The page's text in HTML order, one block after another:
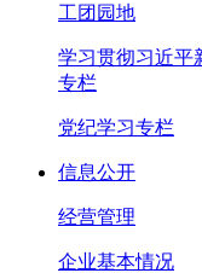
工团园地
学习贯彻习近平
专栏
党纪学习专栏
信息公开
经营管理
企业基本情况